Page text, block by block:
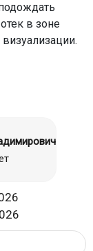
в зоне